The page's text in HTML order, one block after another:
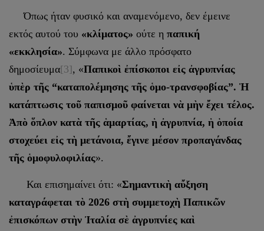
Όπως ήταν φυσικό και αναμενόμενο, δεν έμεινε
εκτός αυτού του «κλίματος» ούτε η παπική
«εκκλησία». Σύμφωνα με άλλο πρόσφατο
δημοσίευμα[3], «Παπικοὶ ἐπίσκοποι εἰς ἀγρυπνίας
ὑπὲρ τῆς “καταπολέμησης τῆς ὁμο-τρανσφοβίας”. Ἡ
κατάπτωσις τοῦ παπισμοῦ φαίνεται νὰ μὴν ἔχει τέλος.
Ἀπὸ ὅπλον κατὰ τῆς ἁμαρτίας, ἡ ἀγρυπνία, ἡ ὁποία
στοχεύει εἰς τὴ μετάνοια, ἔγινε μέσον προπαγάνδας
τῆς ὁμοφυλοφιλίας».
Και επισημαίνει ότι: «Σημαντικὴ αὔξηση
καταγράφεται τὸ 2026 στὴ συμμετοχὴ Παπικῶν
ἐπισκόπων στὴν Ἰταλία σὲ ἀγρυπνίες καὶ